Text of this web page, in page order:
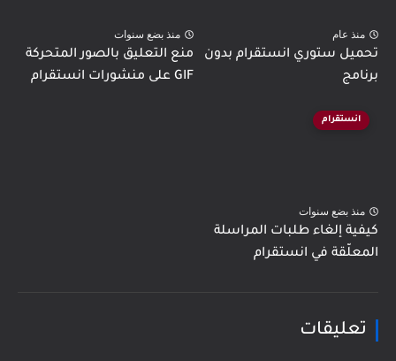
منذ عام
تحميل ستوري انستقرام بدون
برنامج
منذ بضع سنوات
منع التعليق بالصور المتحركة
GIF على منشورات انستقرام
انستقرام
منذ بضع سنوات
كيفية إلغاء طلبات المراسلة
المعلّقة في انستقرام
تعليقات